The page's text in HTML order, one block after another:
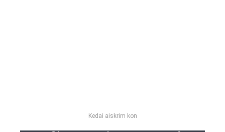
Kedai aiskrim kon